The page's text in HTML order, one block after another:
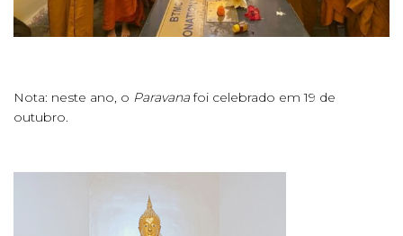
Nota: neste ano, o Paravanafoi celebrado em 19 de
outubro.